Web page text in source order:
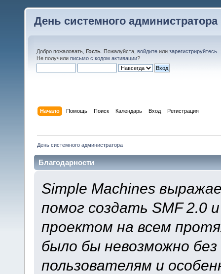
День системного администратора
Добро пожаловать, Гость . Пожалуйста, войдите или зарегистрируйтесь
Не получили письмо с кодом активации?
Начало Помощь Поиск Календарь Вход Регистрация
День системного администратора
Благодарности
Simple Machines
помог создать SMF 2.0
проектом на всем
было бы невозможно
пользователям и